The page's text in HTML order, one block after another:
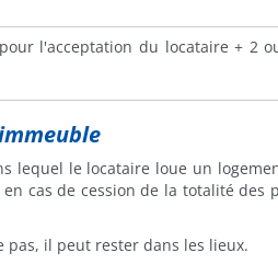
l'acceptation du locataire + 2
lequel le locataire loue un
cas de cession de la totalité des
pas, il peut rester dans les lieux.